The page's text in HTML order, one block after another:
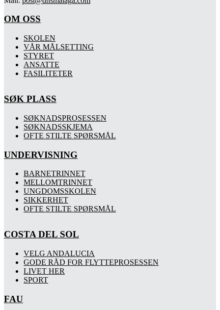
OM OSS
SKOLEN
VÅR MÅLSETTING
STYRET
ANSATTE
FASILITETER
SØK PLASS
SØKNADSPROSESSEN
SØKNADSSKJEMA
OFTE STILTE SPØRSMÅL
UNDERVISNING
BARNETRINNET
MELLOMTRINNET
UNGDOMSSKOLEN
SIKKERHET
OFTE STILTE SPØRSMÅL
COSTA DEL SOL
VELG ANDALUCIA
GODE RÅD FOR FLYTTEPROSESSEN
LIVET HER
SPORT
FAU